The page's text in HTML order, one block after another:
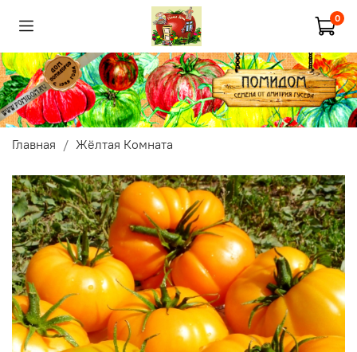
0
Главная Жёлтая Комната